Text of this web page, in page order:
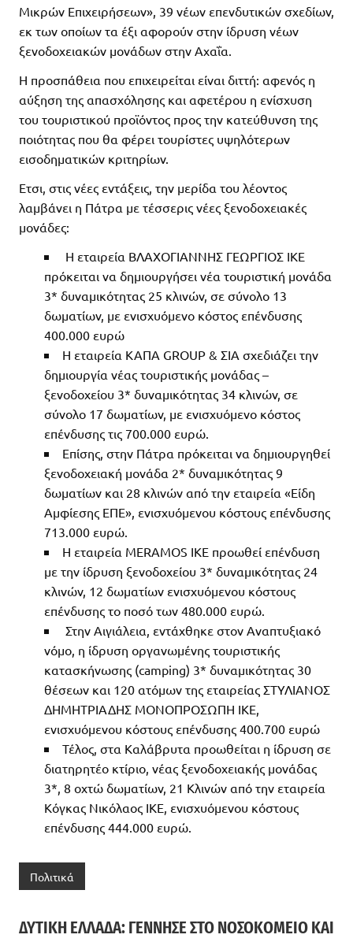
Μικρών Επιχειρήσεων», 39 νέων επενδυτικών σχεδίων,
εκ των οποίων τα έξι αφορούν στην ίδρυση νέων
ξενοδοχειακών μονάδων στην Αχαΐα.
Η προσπάθεια που επιχειρείται είναι διττή: αφενός η
αύξηση της απασχόλησης και αφετέρου η ενίσχυση
του τουριστικού προϊόντος προς την κατεύθυνση της
ποιότητας που θα φέρει τουρίστες υψηλότερων
εισοδηματικών κριτηρίων.
Ετσι, στις νέες εντάξεις, την μερίδα του λέοντος
λαμβάνει η Πάτρα με τέσσερις νέες ξενοδοχειακές
μονάδες:
Η εταιρεία ΒΛΑΧΟΓΙΑΝΝΗΣ ΓΕΩΡΓΙΟΣ ΙΚΕ
πρόκειται να δημιουργήσει νέα τουριστική μονάδα
3* δυναμικότητας 25 κλινών, σε σύνολο 13
δωματίων, με ενισχυόμενο κόστος επένδυσης
400.000 ευρώ
Η εταιρεία ΚΑΠΑ GROUP & ΣΙΑ σχεδιάζει την
δημιουργία νέας τουριστικής μονάδας –
ξενοδοχείου 3* δυναμικότητας 34 κλινών, σε
σύνολο 17 δωματίων, με ενισχυόμενο κόστος
επένδυσης τις 700.000 ευρώ.
Επίσης, στην Πάτρα πρόκειται να δημιουργηθεί
ξενοδοχειακή μονάδα 2* δυναμικότητας 9
δωματίων και 28 κλινών από την εταιρεία «Είδη
Αμφίεσης ΕΠΕ», ενισχυόμενου κόστους επένδυσης
713.000 ευρώ.
Η εταιρεία MERAMOS ΙΚΕ προωθεί επένδυση
με την ίδρυση ξενοδοχείου 3* δυναμικότητας 24
κλινών, 12 δωματίων ενισχυόμενου κόστους
επένδυσης το ποσό των 480.000 ευρώ.
Στην Αιγιάλεια, εντάχθηκε στον Αναπτυξιακό
νόμο, η ίδρυση οργανωμένης τουριστικής
κατασκήνωσης (camping) 3* δυναμικότητας 30
θέσεων και 120 ατόμων της εταιρείας ΣΤΥΛΙΑΝΟΣ
ΔΗΜΗΤΡΙΑΔΗΣ ΜΟΝΟΠΡΟΣΩΠΗ ΙΚΕ,
ενισχυόμενου κόστους επένδυσης 400.700 ευρώ
Τέλος, στα Καλάβρυτα προωθείται η ίδρυση σε
διατηρητέο κτίριο, νέας ξενοδοχειακής μονάδας
3*, 8 οχτώ δωματίων, 21 Κλινών από την εταιρεία
Κόγκας Νικόλαος ΙΚΕ, ενισχυόμενου κόστους
επένδυσης 444.000 ευρώ.
Πολιτικά
ΔΥΤΙΚΉ ΕΛΛΆΔΑ: ΓΈΝΝΗΣΕ ΣΤΟ ΝΟΣΟΚΟΜΕΊΟ ΚΑΙ